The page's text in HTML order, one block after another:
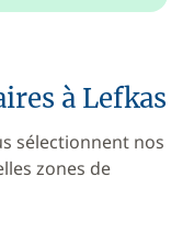
à Lefkas
sélectionnent nos
zones de